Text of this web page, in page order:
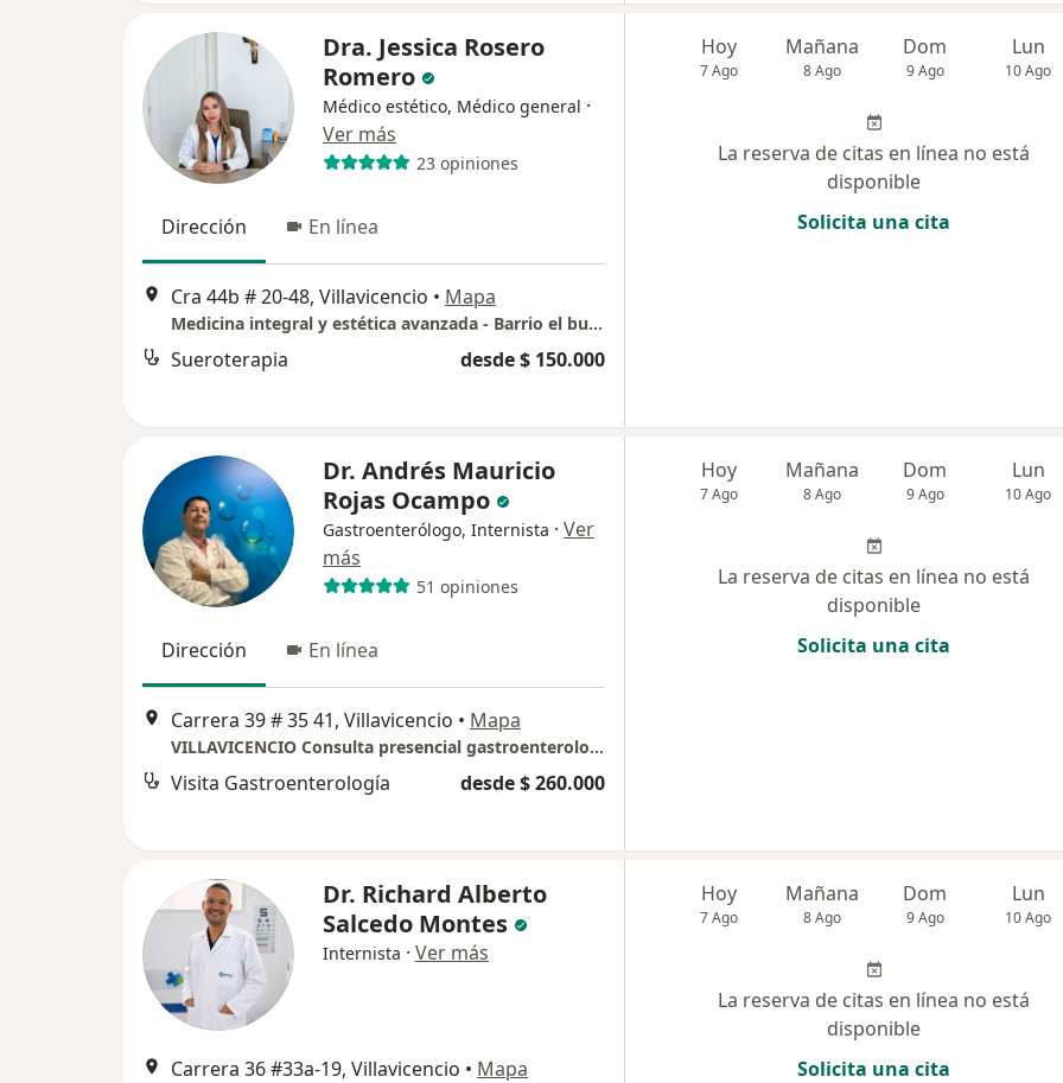
Dra. Jessica Rosero
Romero
Médico estético, Médico general ·
Ver más
23 opiniones
Dirección En línea
Cra 44b # 20-48, Villavicencio • Mapa
Medicina integral y estética avanzada - Barrio el buque
Sueroterapia desde $ 150.000
Hoy
7 Ago
Mañana
8 Ago
Dom
9 Ago
Lun
10 Ago
La reserva de citas en línea no está
disponible
Solicita una cita
Dr. Andrés Mauricio
Rojas Ocampo
Gastroenterólogo, Internista · Ver
más
51 opiniones
Dirección En línea
Carrera 39 # 35 41, Villavicencio • Mapa
VILLAVICENCIO Consulta presencial gastroenterología y medicina interna.
Visita Gastroenterología desde $ 260.000
Hoy
7 Ago
Mañana
8 Ago
Dom
9 Ago
Lun
10 Ago
La reserva de citas en línea no está
disponible
Solicita una cita
Dr. Richard Alberto
Salcedo Montes
Internista · Ver más
Carrera 36 #33a-19, Villavicencio • Mapa
Hoy
7 Ago
Mañana
8 Ago
Dom
9 Ago
Lun
10 Ago
La reserva de citas en línea no está
disponible
Solicita una cita